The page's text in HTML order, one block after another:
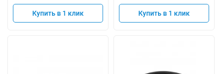
Купить в 1 клик Купить в 1 клик